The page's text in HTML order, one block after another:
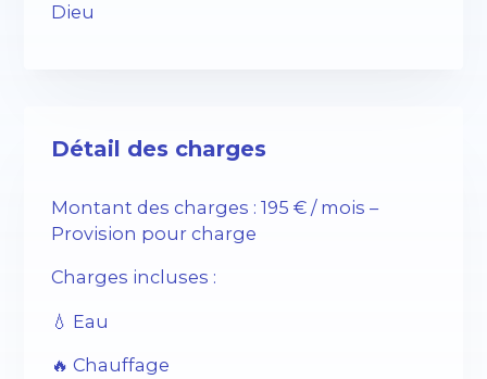
Dieu
Détail des charges
Montant des charges : 195 € / mois –
Provision pour charge
Charges incluses :
💧 Eau
🔥 Chauffage